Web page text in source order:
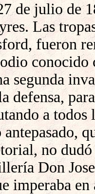
de julio de
Las
fueron
segunda
defensa,
a todos
no
Don
imperaba en